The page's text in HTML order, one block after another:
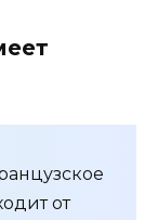
от